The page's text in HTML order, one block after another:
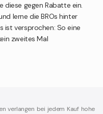
diese gegen Rabatte ein.
lerne die BROs hinter
ist versprochen: So eine
zweites Mal
verlangen bei jedem Kauf hohe